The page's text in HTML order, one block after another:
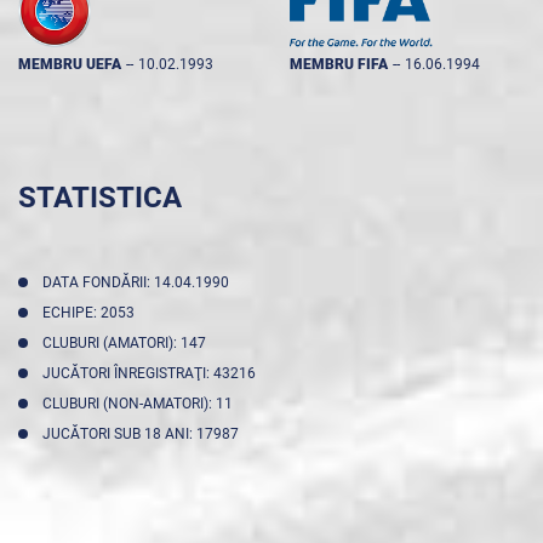
MEMBRU UEFA -- 10.02.1993 MEMBRU FIFA -- 16.06.1994
STATISTICA
DATA FONDĂRII: 14.04.1990
ECHIPE: 2053
CLUBURI (AMATORI): 147
JUCĂTORI ÎNREGISTRAŢI: 43216
CLUBURI (NON-AMATORI): 11
JUCĂTORI SUB 18 ANI: 17987